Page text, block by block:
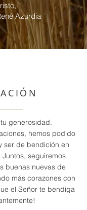
Azurdia
generosidad.
hemos podido
ser de bendición en
seguiremos
buenas nuevas de
más corazones con
el Señor te bendiga